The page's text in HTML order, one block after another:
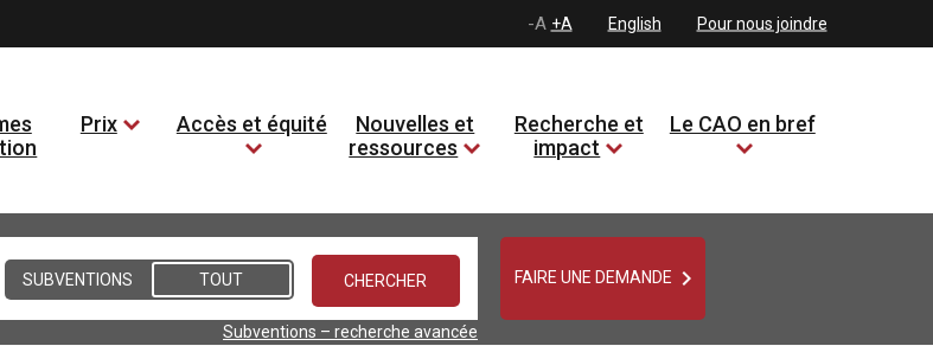
-A +A English Pour nous joindre
Prix Accès et équité
Nouvelles et
ressources
Recherche et
impact
Le CAO en bref
SUBVENTIONS TOUT
Subventions – recherche avancée
FAIRE UNE DEMANDE 